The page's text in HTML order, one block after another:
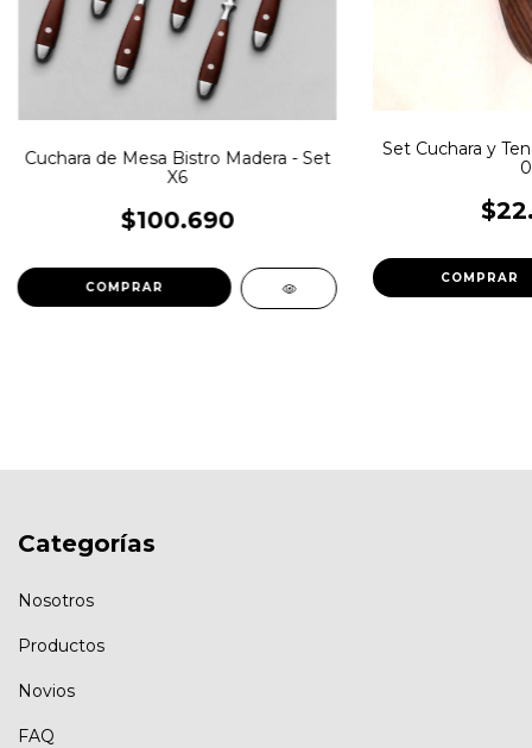
Cuchara de Mesa Bistro Madera - Set
X6
$100.690
Set Cuchara y
Categorías
Nosotros
Productos
Novios
FAQ